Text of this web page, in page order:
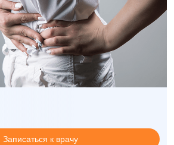
Записаться к врачу